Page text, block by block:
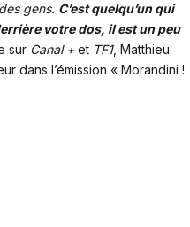
gens. C’est quelqu’un qui
votre dos, il est un peu
sur Canal + et TF1, Matthieu
dans l’émission « Morandini !